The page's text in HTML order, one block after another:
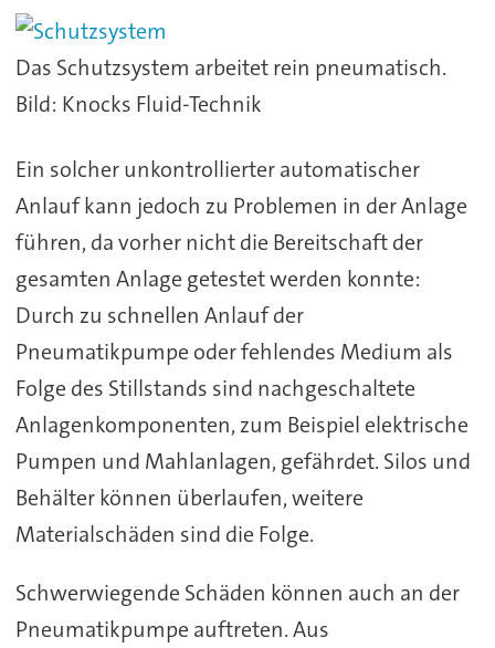
Das Schutzsystem arbeitet rein pneumatisch.
Bild: Knocks Fluid-Technik
Ein solcher unkontrollierter automatischer
Anlauf kann jedoch zu Problemen in der Anlage
führen, da vorher nicht die Bereitschaft der
gesamten Anlage getestet werden konnte:
Durch zu schnellen Anlauf der
Pneumatikpumpe oder fehlendes Medium als
Folge des Stillstands sind nachgeschaltete
Anlagenkomponenten, zum Beispiel elektrische
Pumpen und Mahlanlagen, gefährdet. Silos und
Behälter können überlaufen, weitere
Materialschäden sind die Folge.
Schwerwiegende Schäden können auch an der
Pneumatikpumpe auftreten. Aus